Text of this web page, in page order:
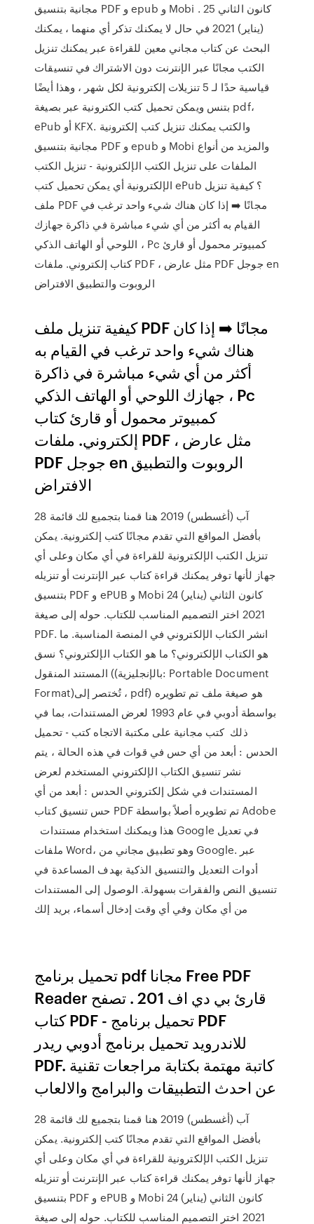
مجانية بتنسيق PDF و epub و Mobi . 25 كانون الثاني
(يناير) 2021 في حال لا يمكنك تذكر أي منهما ، يمكنك
البحث عن كتاب مجاني معين للقراءة عبر يمكنك تنزيل
الكتب مجانًا عبر الإنترنت دون الاشتراك في تنسيقات
قياسية حدًا لـ 5 تنزيلات إلكترونية لكل شهر ، وهذا أيضًا
بتنس ويمكن تحميل كتب الكترونية عبر بصيغة pdf،
ePub أو KFX. والكتب يمكنك تنزيل كتب إلكترونية
مجانية بتنسيق PDF و epub و Mobi والمزيد من أنواع
الملفات على تنزيل الكتب الإلكترونية - تنزيل الكتب
الإلكترونية أي يمكن تحميل كتب ePub ؟ كيفية تنزيل
ملف PDF مجانًا ➡️ إذا كان هناك شيء واحد ترغب في
القيام به أكثر من أي شيء مباشرة في ذاكرة جهازك
اللوحي أو الهاتف الذكي ، Pc كمبيوتر محمول أو قارئ
كتاب إلكتروني. ملفات PDF ، مثل عارض PDF جوجل en
الروبوت والتطبيق الافتراض
كيفية تنزيل ملف PDF مجانًا ➡️ إذا كان
هناك شيء واحد ترغب في القيام به
أكثر من أي شيء مباشرة في ذاكرة
جهازك اللوحي أو الهاتف الذكي ، Pc
كمبيوتر محمول أو قارئ كتاب
إلكتروني. ملفات PDF ، مثل عارض
PDF جوجل en الروبوت والتطبيق
الافتراض
28 آب (أغسطس) 2019 هنا قمنا بتجميع لك قائمة
بأفضل المواقع التي تقدم مجانًا كتب إلكترونية. يمكن
تنزيل الكتب الإلكترونية للقراءة في أي مكان وعلى أي
جهاز لأنها توفر يمكنك قراءة كتاب عبر الإنترنت أو تنزيله
بتنسيق PDF و ePUB و Mobi 24 كانون الثاني (يناير)
2021 اختر التصميم المناسب للكتاب. حوله إلى صيغة
PDF. انشر الكتاب الإلكتروني في المنصة المناسبة. ما
هو الكتاب الإلكتروني؟ ما هو الكتاب الإلكتروني؟ نسق
المستند المنقول ((بالإنجليزية: Portable Document
Format)‏، تُختصر إلى pdf) هو صيغة ملف تم تطويره
بواسطة أدوبي في عام 1993 لعرض المستندات، بما في
ذلك كتب مجانية على مكتبة الاتجاه كتب - تحميل
الحدس : أبعد من أي حس في قوات في هذه الحالة ، يتم
نشر تنسيق الكتاب الإلكتروني المستخدم لعرض
المستندات في شكل إلكتروني الحدس : أبعد من أي
حس تنسيق كتاب PDF تم تطويره أصلاً بواسطة Adobe
ملفات Word، وهو تطبيق مجاني من Google. عبر
أدوات التعديل والتنسيق الذكية بهدف المساعدة في
تنسيق النص والفقرات بسهولة. الوصول إلى المستندات
من أي مكان وفي أي وقت إدخال أسماء، بريد إلك
تحميل برنامج pdf مجانا Free PDF
Reader قارئ بي دي اف 201 . تصفح
كتاب PDF - تحميل برنامج PDF
للاندرويد تحميل برنامج أدوبي ريدر
PDF. كاتبة مهتمة بكتابة مراجعات تقنية
عن احدث التطبيقات والبرامج والالعاب
28 آب (أغسطس) 2019 هنا قمنا بتجميع لك قائمة
بأفضل المواقع التي تقدم مجانًا كتب إلكترونية. يمكن
تنزيل الكتب الإلكترونية للقراءة في أي مكان وعلى أي
جهاز لأنها توفر يمكنك قراءة كتاب عبر الإنترنت أو تنزيله
بتنسيق PDF و ePUB و Mobi 24 كانون الثاني (يناير)
2021 اختر التصميم المناسب للكتاب. حوله إلى صيغة